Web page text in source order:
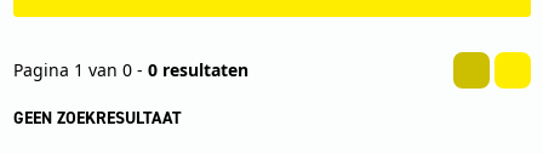
Pagina 1 van 0 - 0 resultaten
GEEN ZOEKRESULTAAT